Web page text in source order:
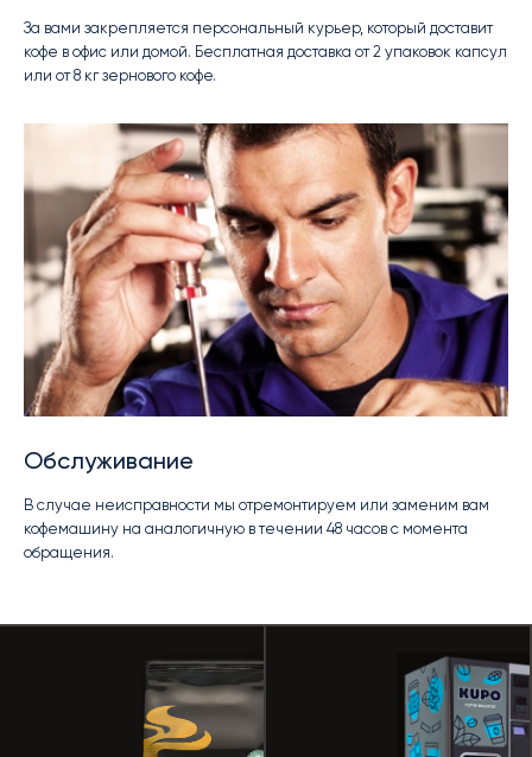
За вами закрепляется персональный курьер, который доставит
кофе в офис или домой. Бесплатная доставка от 2 упаковок капсул
или от 8 кг зернового кофе.
Обслуживание
В случае неисправности мы отремонтируем или заменим вам
кофемашину на аналогичную в течении 48 часов с момента
обращения.